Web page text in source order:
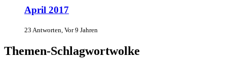
April 2017
23 Antworten, Vor 9 Jahren
Themen-Schlagwortwolke